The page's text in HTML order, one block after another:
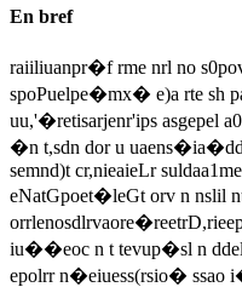
En bref
raiiliuanpr�f rme nrl no
spoPuelpe�mx� e)a rte sh
uu,'�retisarjenr'ips asgepel
�n t,sdn dor u
semnd)t cr,nieaieLr
eNatGpoet�leGt orv n nslil
iu��eoc n t tevup�sl n
epolrr n�eiuess(rsio�